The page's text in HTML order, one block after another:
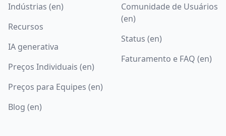
Indústrias (en)
Recursos
IA generativa
Preços Individuais (en)
Preços para Equipes (en)
Blog (en)
Comunidade de Usuários
(en)
Status (en)
Faturamento e FAQ (en)